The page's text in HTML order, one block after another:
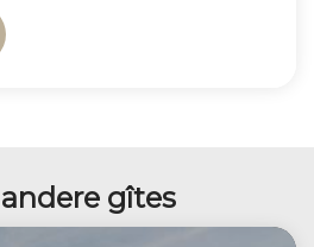
gîtes